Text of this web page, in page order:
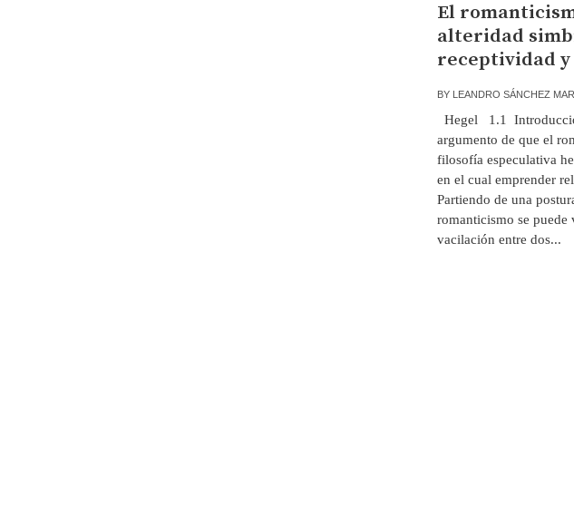
El
alteridad
receptividad
BY LEANDRO SÁNCHEZ
Hegel 1.1
argumento de que el
filosofía especulativa
en el cual emprender
Partiendo de una
romanticismo se puede
vacilación entre dos...